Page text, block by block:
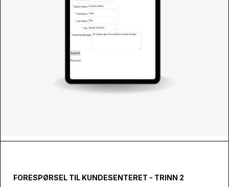
FORESPØRSEL TIL KUNDESENTERET - TRINN 2